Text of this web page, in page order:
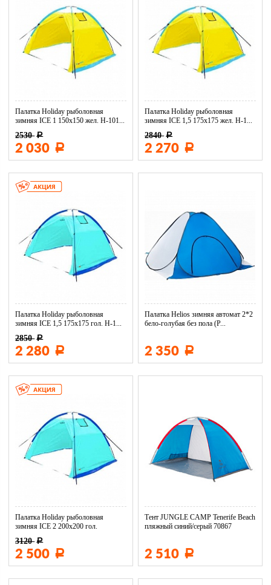
Палатка Holiday рыболовная
зимняя ICE 1 150х150 жел. H-101...
2530 Р
2 030 Р
Палатка Holiday рыболовная
зимняя ICE 1,5 175х175 жел. H-1...
2840 Р
2 270 Р
Палатка Holiday рыболовная
зимняя ICE 1,5 175х175 гол. H-1...
2850 Р
2 280 Р
Палатка Helios зимняя автомат 2*2
бело-голубая без пола (P...
2 350 Р
Палатка Holiday рыболовная
зимняя ICE 2 200х200 гол.
3120 Р
2 500 Р
Тент JUNGLE CAMP Tenerife Beach
пляжный синий/серый 70867
2 510 Р